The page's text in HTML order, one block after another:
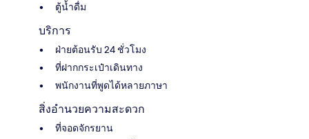
ตู้น้ำดื่ม
บริการ
ฝ่ายต้อนรับ 24 ชั่วโมง
ที่ฝากกระเป๋าเดินทาง
พนักงานที่พูดได้หลายภาษา
สิ่งอำนวยความสะดวก
ที่จอดจักรยาน